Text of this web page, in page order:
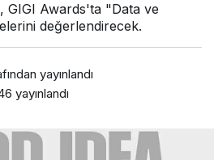
GIGI Awards'ta "Data ve
değerlendirecek.
yayınlandı
yayınlandı